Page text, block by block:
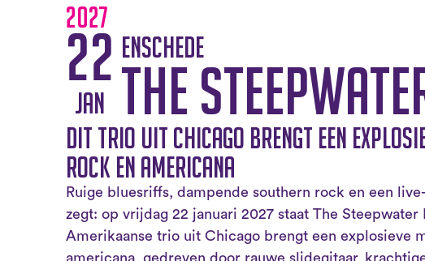
2027
22
jan
Enschede
The
Dit trio uit Chicago brengt een
rock en americana
Ruige bluesriffs, dampende southern rock en een
zegt: op vrijdag 22 januari 2027 staat The Steepwater
Amerikaanse trio uit Chicago brengt een explosieve
americana, gedreven door rauwe slidegitaar,